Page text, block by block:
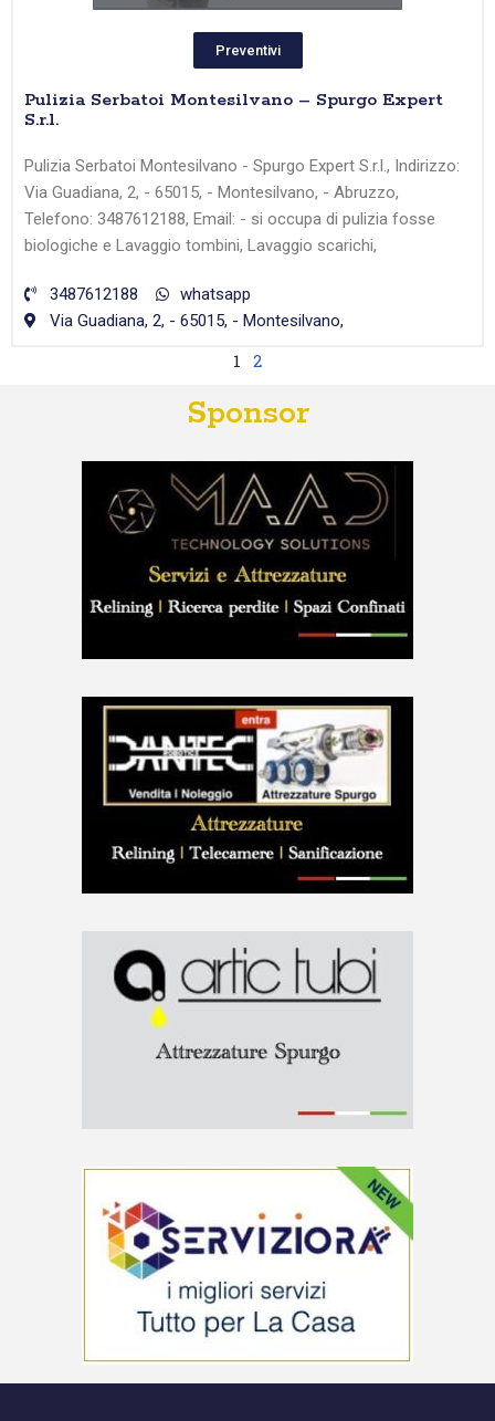
Preventivi
Pulizia Serbatoi Montesilvano – Spurgo Expert
S.r.l.
Pulizia Serbatoi Montesilvano - Spurgo Expert S.r.l., Indirizzo:
Via Guadiana, 2, - 65015, - Montesilvano, - Abruzzo,
Telefono: 3487612188, Email: - si occupa di pulizia fosse
biologiche e Lavaggio tombini, Lavaggio scarichi,
3487612188
whatsapp
Via Guadiana, 2, - 65015, - Montesilvano,
1 2
Sponsor